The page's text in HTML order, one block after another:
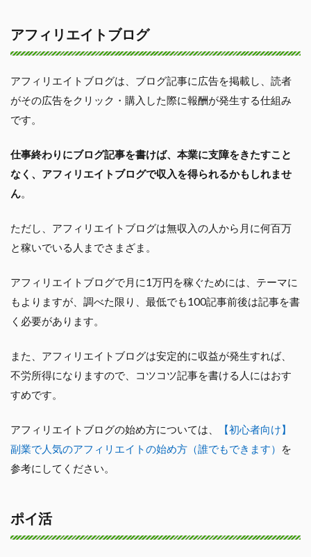
アフィリエイトブログ
アフィリエイトブログは、ブログ記事に広告を掲載し、読者
がその広告をクリック・購入した際に報酬が発生する仕組み
です。
仕事終わりにブログ記事を書けば、本業に支障をきたすこと
なく、アフィリエイトブログで収入を得られるかもしれませ
ん。
ただし、アフィリエイトブログは無収入の人から月に何百万
と稼いでいる人までさまざま。
アフィリエイトブログで月に1万円を稼ぐためには、テーマに
もよりますが、調べた限り、最低でも100記事前後は記事を書
く必要があります。
また、アフィリエイトブログは安定的に収益が発生すれば、
不労所得になりますので、コツコツ記事を書ける人にはおす
すめです。
アフィリエイトブログの始め方については、
【初心者向け】
副業で人気のアフィリエイトの始め方（誰でもできます）
を
参考にしてください。
ポイ活